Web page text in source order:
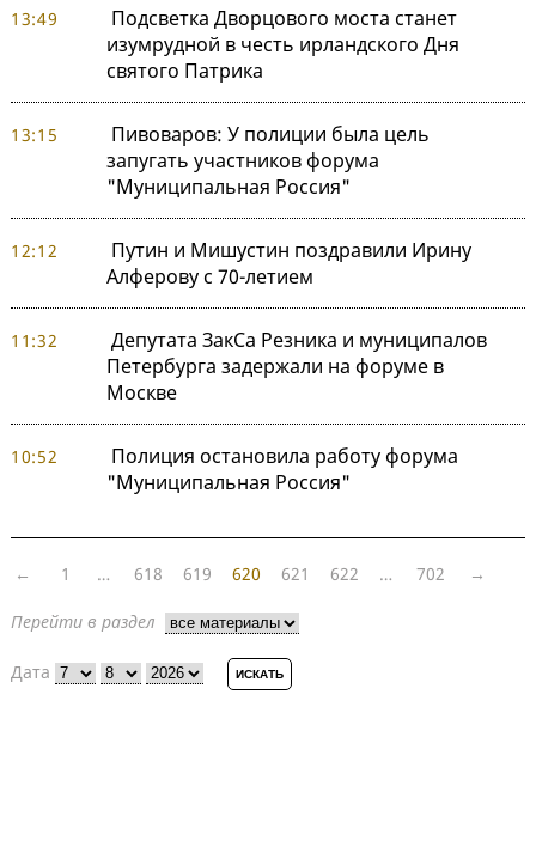
13:49
Подсветка Дворцового моста станет
изумрудной в честь ирландского Дня
святого Патрика
13:15
Пивоваров: У полиции была цель
запугать участников форума
"Муниципальная Россия"
12:12
Путин и Мишустин поздравили Ирину
Алферову с 70-летием
11:32
Депутата ЗакСа Резника и муниципалов
Петербурга задержали на форуме в
Москве
10:52
Полиция остановила работу форума
"Муниципальная Россия"
← 1 … 618 619 620 621 622 … 702 →
Перейти в раздел
Дата